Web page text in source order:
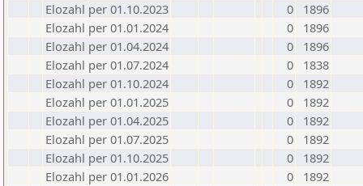
Elozahl per 01.10.2023
0
1896
Elozahl per 01.01.2024
0
1896
Elozahl per 01.04.2024
0
1896
Elozahl per 01.07.2024
0
1838
Elozahl per 01.10.2024
0
1892
Elozahl per 01.01.2025
0
1892
Elozahl per 01.04.2025
0
1892
Elozahl per 01.07.2025
0
1892
Elozahl per 01.10.2025
0
1892
Elozahl per 01.01.2026
0
1892